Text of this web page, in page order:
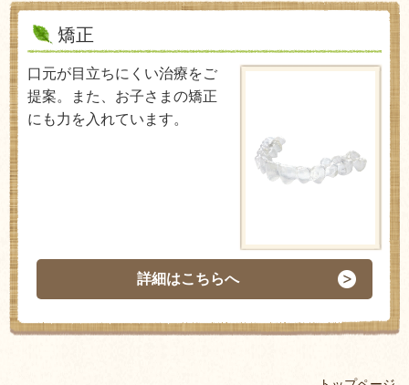
矯正
口元が目立ちにくい治療をご
提案。また、お子さまの矯正
にも力を入れています。
詳細はこちらへ